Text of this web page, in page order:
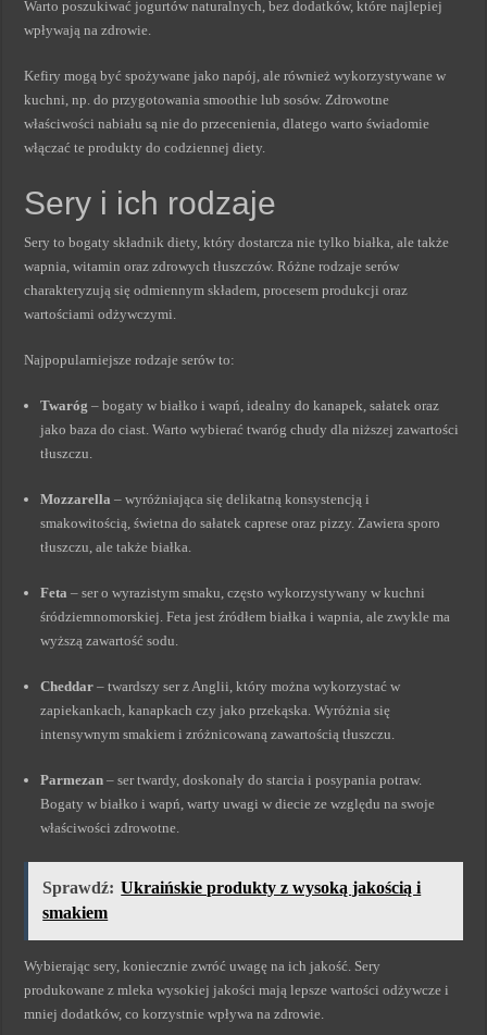
Warto poszukiwać jogurtów naturalnych, bez dodatków, które najlepiej
wpływają na zdrowie.
Kefiry mogą być spożywane jako napój, ale również wykorzystywane w
kuchni, np. do przygotowania smoothie lub sosów. Zdrowotne
właściwości nabiału są nie do przecenienia, dlatego warto świadomie
włączać te produkty do codziennej diety.
Sery i ich rodzaje
Sery to bogaty składnik diety, który dostarcza nie tylko białka, ale także
wapnia, witamin oraz zdrowych tłuszczów. Różne rodzaje serów
charakteryzują się odmiennym składem, procesem produkcji oraz
wartościami odżywczymi.
Najpopularniejsze rodzaje serów to:
Twaróg – bogaty w białko i wapń, idealny do kanapek, sałatek oraz
jako baza do ciast. Warto wybierać twaróg chudy dla niższej zawartości
tłuszczu.
Mozzarella – wyróżniająca się delikatną konsystencją i
smakowitością, świetna do sałatek caprese oraz pizzy. Zawiera sporo
tłuszczu, ale także białka.
Feta – ser o wyrazistym smaku, często wykorzystywany w kuchni
śródziemnomorskiej. Feta jest źródłem białka i wapnia, ale zwykle ma
wyższą zawartość sodu.
Cheddar – twardszy ser z Anglii, który można wykorzystać w
zapiekankach, kanapkach czy jako przekąska. Wyróżnia się
intensywnym smakiem i zróżnicowaną zawartością tłuszczu.
Parmezan – ser twardy, doskonały do starcia i posypania potraw.
Bogaty w białko i wapń, warty uwagi w diecie ze względu na swoje
właściwości zdrowotne.
Sprawdź: Ukraińskie produkty z wysoką jakością i
smakiem
Wybierając sery, koniecznie zwróć uwagę na ich jakość. Sery
produkowane z mleka wysokiej jakości mają lepsze wartości odżywcze i
mniej dodatków, co korzystnie wpływa na zdrowie.